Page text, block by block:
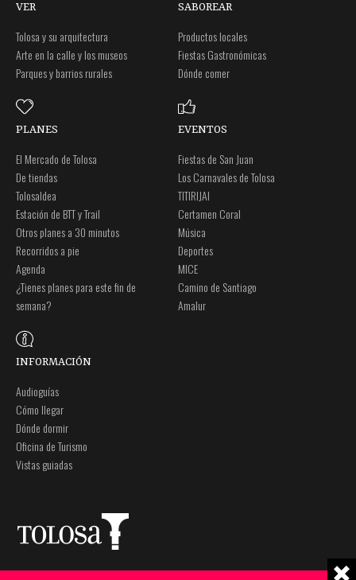
VER
Tolosa y su arquitectura
Arte en la calle y los museos
Parques y barrios rurales
SABOREAR
Productos locales
Fiestas Gastronómicas
Dónde comer
PLANES
El Mercado de Tolosa
De tiendas
Tolosaldea
Estación de BTT y Trail
Otros planes a 30 minutos
Recorridos a pie
Agenda
¿Tienes planes para este fin de
semana?
EVENTOS
Fiestas de San Juan
Los Carnavales de Tolosa
TITIRIJAI
Certamen Coral
Música
Deportes
MICE
Camino de Santiago
Amalur
INFORMACIÓN
Audioguías
Cómo llegar
Dónde dormir
Oficina de Turismo
Vistas guiadas
Plaza Zaharra 6Aaa Nota legal